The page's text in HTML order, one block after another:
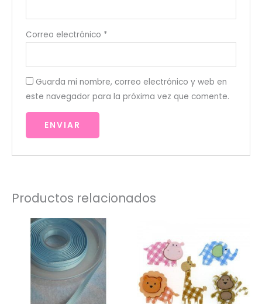
Correo electrónico *
Guarda mi nombre, correo electrónico y web en
este navegador para la próxima vez que comente.
Productos relacionados